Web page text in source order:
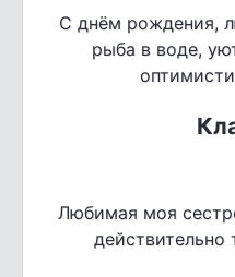
С днём рождения,
рыба в воде,
Любимая моя
действительно